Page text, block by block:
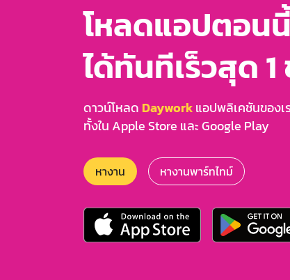
โหลดแอปตอน
ได้ทันทีเร็วสุด 1
ดาวน์โหลด Dayworkแอปพลิเคชันของเ
ทั้งใน Apple Store และ Google Play
หางาน หางานพาร์ทไทม์